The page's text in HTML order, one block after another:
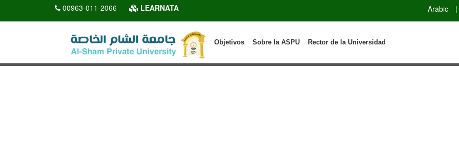
00963-011-2066 LEARNATA Arabic |
Rector de la Universidad
Sobre la ASPU
Objetivos